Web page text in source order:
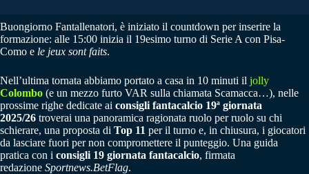
Buongiorno Fantallenatori, è iniziato il countdown per inserire la
formazione: alle 15:00 inizia il 19esimo turno di Serie A con Pisa-
Como e le jeux sont faits.
Nell’ultima tornata abbiamo portato a casa in 10 minuti il jolly
Colombo (e un mezzo furto VAR sulla chiamata Scamacca…), nelle
prossime righe dedicate ai consigli fantacalcio 19ª giornata
2025/26 troverai una panoramica ragionata ruolo per ruolo su chi
schierare, una proposta di Top 11 per il turno e, in chiusura, i giocatori
da lasciare fuori per non compromettere il punteggio. Una guida
pratica con i consigli 19 giornata fantacalcio, firmata
redazione Sportnews.BetFlag.